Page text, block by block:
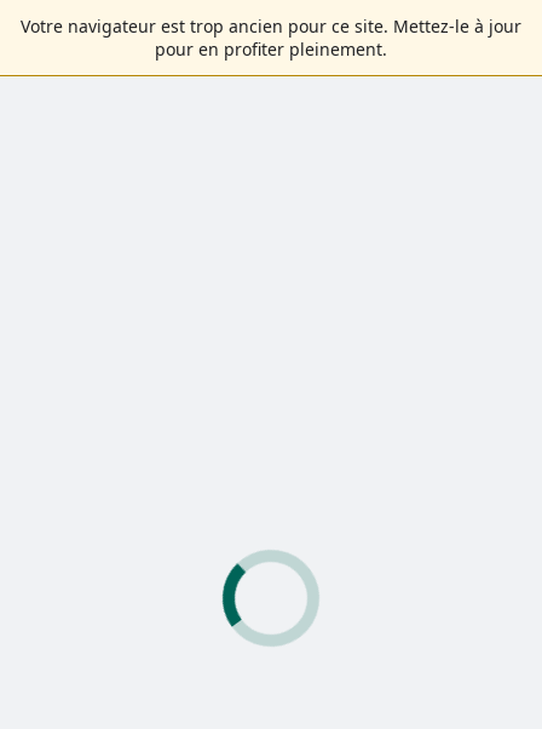
Votre navigateur est trop ancien pour ce site. Mettez-le à jour
pour en profiter pleinement.